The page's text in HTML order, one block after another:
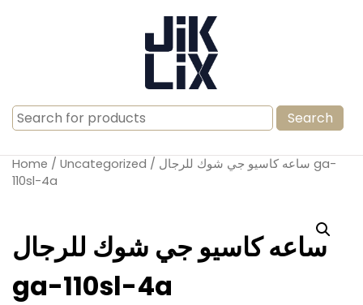
Search
for:
Home / Uncategorized / ساعه كاسيو جي شوك للرجال ga-
110sl-4a
ساعه كاسيو جي شوك للرجال
ga-110sl-4a